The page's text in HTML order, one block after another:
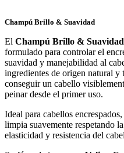
Champú Brillo & Suavidad
El Champú Brillo &
formulado para controlar el
suavidad y manejabilidad al
ingredientes de origen natural y
conseguir un cabello
peinar desde el primer uso.
Ideal para cabellos
limpia suavemente respetando
elasticidad y resistencia del